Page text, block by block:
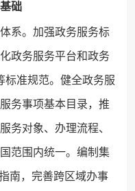
础
系。加强政务服务标
政务服务平台和政务
标准规范。健全政务服
务事项基本目录，推
务对象、办理流程、
范围内统一。编制集
南，完善跨区域办事